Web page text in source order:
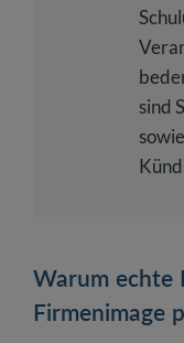
sind
Warum echte
Firmenimage